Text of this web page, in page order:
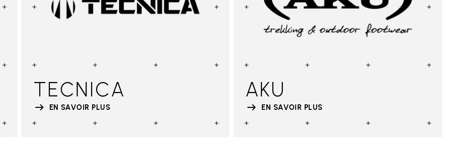
TECNICA
EN SAVOIR PLUS
AKU
EN SAVOIR PLUS